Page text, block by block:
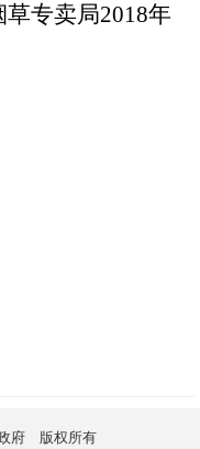
草专卖局2018年
府 版权所有